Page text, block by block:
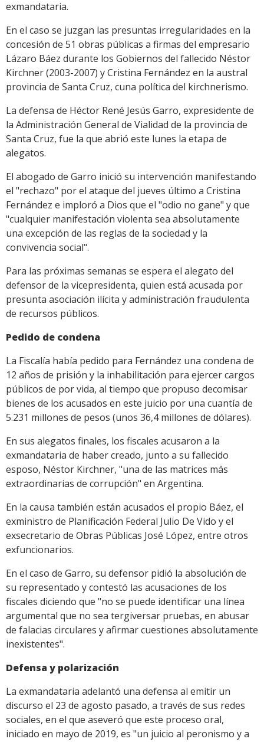
exmandataria.
En el caso se juzgan las presuntas irregularidades en la
concesión de 51 obras públicas a firmas del empresario
Lázaro Báez durante los Gobiernos del fallecido Néstor
Kirchner (2003-2007) y Cristina Fernández en la austral
provincia de Santa Cruz, cuna política del kirchnerismo.
La defensa de Héctor René Jesús Garro, expresidente de
la Administración General de Vialidad de la provincia de
Santa Cruz, fue la que abrió este lunes la etapa de
alegatos.
El abogado de Garro inició su intervención manifestando
el "rechazo" por el ataque del jueves último a Cristina
Fernández e imploró a Dios que el "odio no gane" y que
"cualquier manifestación violenta sea absolutamente
una excepción de las reglas de la sociedad y la
convivencia social".
Para las próximas semanas se espera el alegato del
defensor de la vicepresidenta, quien está acusada por
presunta asociación ilícita y administración fraudulenta
de recursos públicos.
Pedido de condena
La Fiscalía había pedido para Fernández una condena de
12 años de prisión y la inhabilitación para ejercer cargos
públicos de por vida, al tiempo que propuso decomisar
bienes de los acusados en este juicio por una cuantía de
5.231 millones de pesos (unos 36,4 millones de dólares).
En sus alegatos finales, los fiscales acusaron a la
exmandataria de haber creado, junto a su fallecido
esposo, Néstor Kirchner, "una de las matrices más
extraordinarias de corrupción" en Argentina.
En la causa también están acusados el propio Báez, el
exministro de Planificación Federal Julio De Vido y el
exsecretario de Obras Públicas José López, entre otros
exfuncionarios.
En el caso de Garro, su defensor pidió la absolución de
su representado y contestó las acusaciones de los
fiscales diciendo que "no se puede identificar una línea
argumental que no sea tergiversar pruebas, en abusar
de falacias circulares y afirmar cuestiones absolutamente
inexistentes".
Defensa y polarización
La exmandataria adelantó una defensa al emitir un
discurso el 23 de agosto pasado, a través de sus redes
sociales, en el que aseveró que este proceso oral,
iniciado en mayo de 2019, es "un juicio al peronismo y a